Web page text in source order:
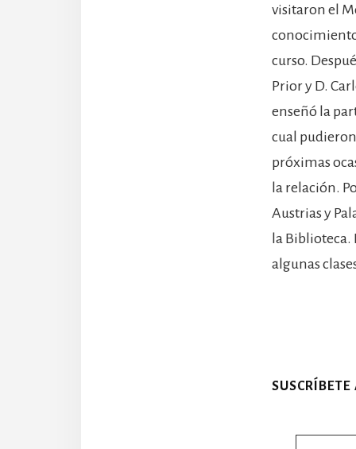
visitaron el
conocimiento
curso.
Prior y D.
enseñó la
cual
próximas
la relación.
Austrias y
la Biblioteca.
algunas